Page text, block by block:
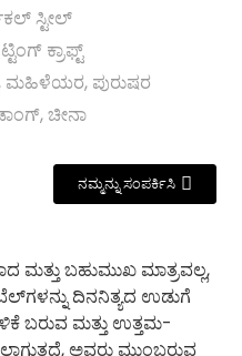
ಸ್ಟೀಲ್
ಕ್ರಾಫ್ಟ್
ಮಹಿಳೆಯರ, ಪುರುಷರ
ಚೀನಾ
ನಮ್ಮನ್ನು ಸಂಪರ್ಕಿಸಿ
ಮತ್ತು ಬಹುಮುಖ ಮಾತ್ರವಲ್ಲ,
ದಿನನಿತ್ಯದ ಉಡುಗೆ
ಬರುವ ಮತ್ತು ಉತ್ತಮ-
ಅವರು ಮುಂಬರುವ